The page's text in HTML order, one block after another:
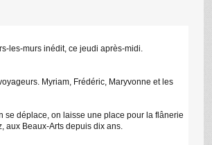
les-murs inédit, ce jeudi après-midi.
Myriam, Frédéric, Maryvonne et les
se déplace, on laisse une place pour la flânerie
aux Beaux-Arts depuis dix ans.